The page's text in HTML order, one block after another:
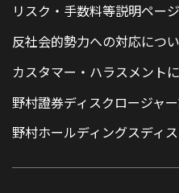
リスク・手数料等説明ページ
反社会的勢力への対応につ
カスタマー・ハラスメント
野村證券ディスクロージャ
野村ホールディングスディ